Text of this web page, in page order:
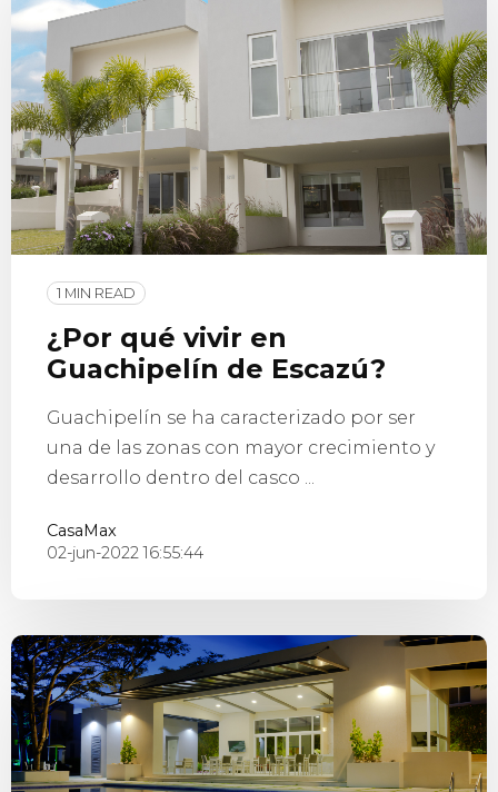
1 MIN READ
¿Por qué vivir en
Guachipelín de Escazú?
Guachipelín se ha caracterizado por ser
una de las zonas con mayor crecimiento y
desarrollo dentro del casco ...
CasaMax
02-jun-2022 16:55:44